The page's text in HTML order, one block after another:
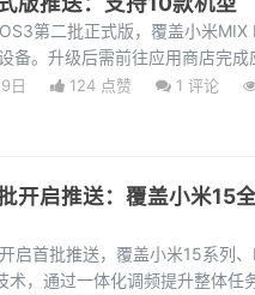
第二批正式版，覆盖小米MIX
备。升级后需前往应用商店完成
日 124 点赞 1 评论
开启推送：覆盖小米15
启首批推送，覆盖小米15系列
，通过一体化调频提升整体任